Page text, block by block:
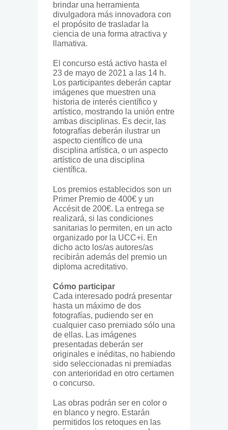
brindar una herramienta
divulgadora más innovadora con
el propósito de trasladar la
ciencia de una forma atractiva y
llamativa.
El concurso está activo hasta el
23 de mayo de 2021 a las 14 h.
Los participantes deberán captar
imágenes que muestren una
historia de interés científico y
artístico, mostrando la unión entre
ambas disciplinas. Es decir, las
fotografías deberán ilustrar un
aspecto científico de una
disciplina artística, o un aspecto
artístico de una disciplina
científica.
Los premios establecidos son un
Primer Premio de 400€ y un
Accésit de 200€. La entrega se
realizará, si las condiciones
sanitarias lo permiten, en un acto
organizado por la UCC+i. En
dicho acto los/as autores/as
recibirán además del premio un
diploma acreditativo.
Cómo participar
Cada interesado podrá presentar
hasta un máximo de dos
fotografías, pudiendo ser en
cualquier caso premiado sólo una
de ellas. Las imágenes
presentadas deberán ser
originales e inéditas, no habiendo
sido seleccionadas ni premiadas
con anterioridad en otro certamen
o concurso.
Las obras podrán ser en color o
en blanco y negro. Estarán
permitidos los retoques en las